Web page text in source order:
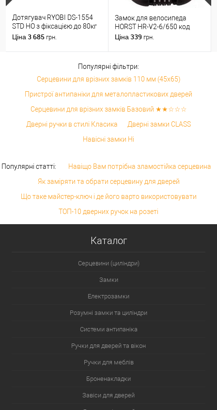
Дотягувач RYOBI DS-1554
STD HO з фіксацією до 80кг
Білий
Ціна 3 685 грн.
Замок для велосипеда
HORST HR-V2-6/650 код
Ціна 339 грн.
Популярні фільтри:
Серцевини для врізних замків 110 мм (45x65)
Пристрої антипаніки для металопластикових дверей
Серцевини для врізних замків Базовий ★★☆☆☆
Дверні ручки в стилі Класика
Дверні замки CLASS
Навісні замки Ні
Популярні статті:
Навіщо Вам потрібна зламостійка серцевина
Як заміряти та обрати серцевину для дверей
Що таке майстер-ключ і де його варто використовувати
ТОП-10 дверних ручок на розеті
Каталог
Серцевини (циліндри)
Замки
Електрозамки
Розумні замки та циліндри
Системи антипаніка
Ручки для дверей та вікон
Ручки для меблів
Броненакладки
Завіси для дверей